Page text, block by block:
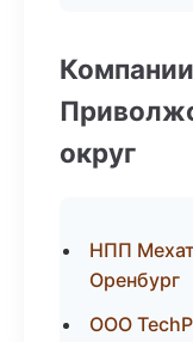
округ
НПП
Оренбург
ООО